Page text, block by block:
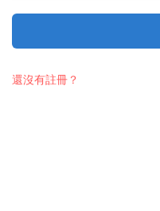
還沒有註冊？